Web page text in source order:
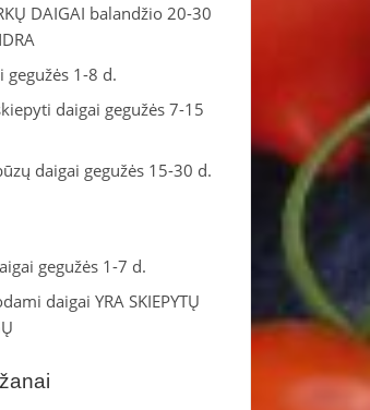
DAIGAI balandžio 20-30
gegužės 1-8 d.
daigai gegužės 7-15
daigai gegužės 15-30 d.
gegužės 1-7 d.
daigai YRA SKIEPYTŲ